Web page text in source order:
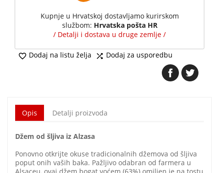
Kupnje u Hrvatskoj dostavljamo kurirskom
službom: Hrvatska pošta HR
/ Detalji i dostava u druge zemlje /
 Dodaj na listu želja  Dodaj za usporedbu
Opis Detalji proizvoda
Džem od šljiva iz Alzasa
Ponovno otkrijte okuse tradicionalnih džemova od šljiva
poput onih vaših baka. Pažljivo odabran od farmera u